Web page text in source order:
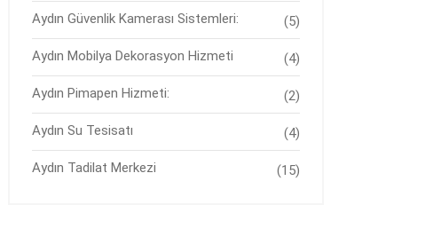
Aydın Güvenlik Kamerası Sistemleri: (5)
Aydın Mobilya Dekorasyon Hizmeti (4)
Aydın Pimapen Hizmeti: (2)
Aydın Su Tesisatı (4)
Aydın Tadilat Merkezi (15)